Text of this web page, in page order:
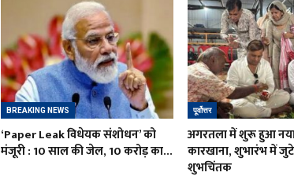
BREAKING NEWS
‘Paper Leak विधेयक संशोधन’ को
मंजूरी : 10 साल की जेल, 10 करोड़ का…
पूर्वोत्तर
अगरतला में शुरू हुआ
कारखाना, शुभारंभ में
शुभचिंतक